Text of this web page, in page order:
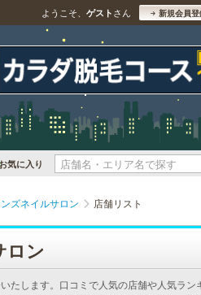
ようこそ、 ゲスト さん 新規会員
お気に入り
ズネイルサロン 店舗リスト
ロン
たします。口コミで人気の店舗や人気ラン